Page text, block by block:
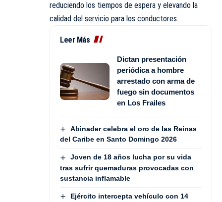
reduciendo los tiempos de espera y elevando la
calidad del servicio para los conductores.
Leer Más
Dictan presentación
periódica a hombre
arrestado con arma de
fuego sin documentos
en Los Frailes
Abinader celebra el oro de las Reinas
del Caribe en Santo Domingo 2026
Joven de 18 años lucha por su vida
tras sufrir quemaduras provocadas con
sustancia inflamable
Ejército intercepta vehículo con 14